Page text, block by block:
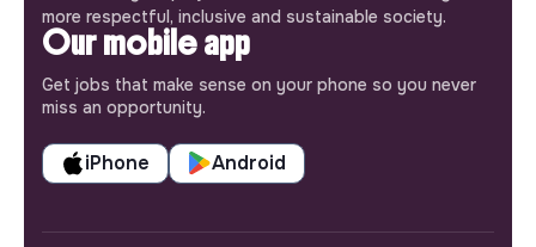
more respectful, inclusive and sustainable society.
Our mobile app
Get jobs that make sense on your phone so you never
miss an opportunity.
iPhone Android